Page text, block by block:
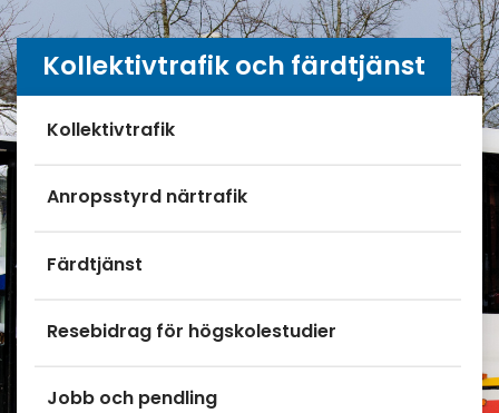
Kollektivtrafik och färdtjänst
Undersidor meny
Kollektivtrafik
Anropsstyrd närtrafik
Färdtjänst
Resebidrag för högskolestudier
Jobb och pendling